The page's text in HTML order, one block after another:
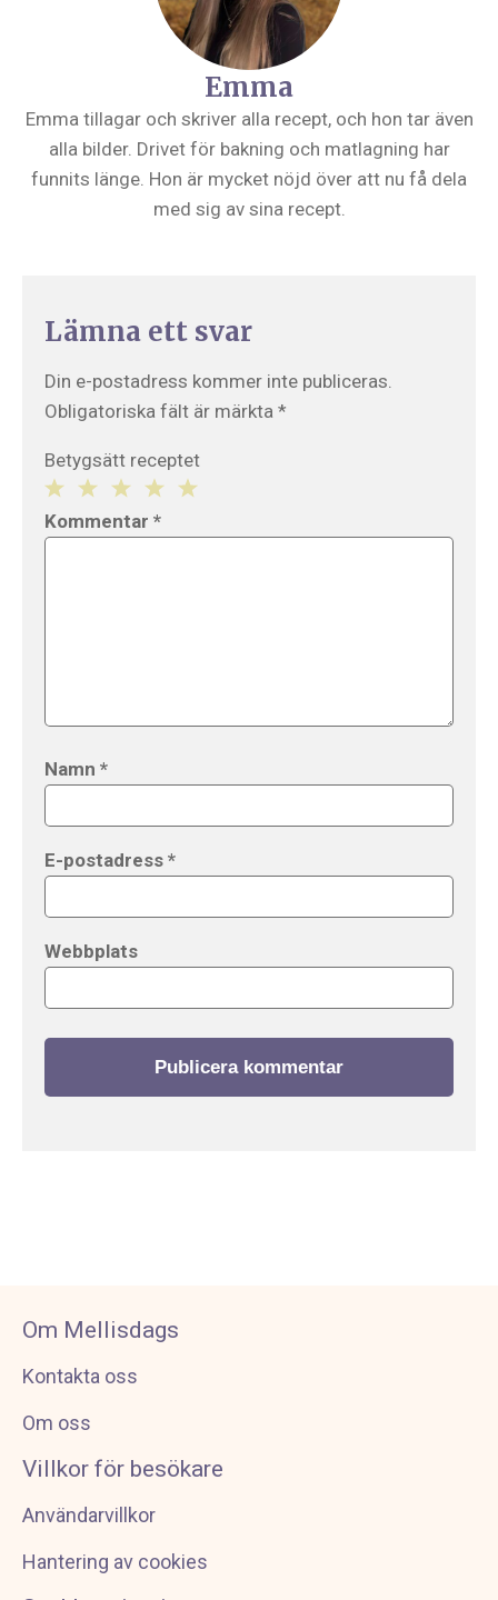
Emma
Emma tillagar och skriver alla recept, och hon tar även
alla bilder. Drivet för bakning och matlagning har
funnits länge. Hon är mycket nöjd över att nu få dela
med sig av sina recept.
Lämna ett svar
Din e-postadress kommer inte publiceras.
Obligatoriska fält är märkta *
Betygsätt receptet
4
3
2
1
Kommentar *
Namn *
E-postadress *
Webbplats
Om Mellisdags
Kontakta oss
Om oss
Villkor för besökare
Användarvillkor
Hantering av cookies